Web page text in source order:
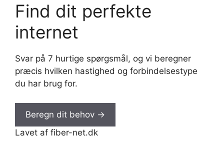
Find dit perfekte
internet
Svar på 7 hurtige spørgsmål, og vi beregner
præcis hvilken hastighed og forbindelsestype
du har brug for.
Beregn dit behov →
Lavet af fiber-net.dk